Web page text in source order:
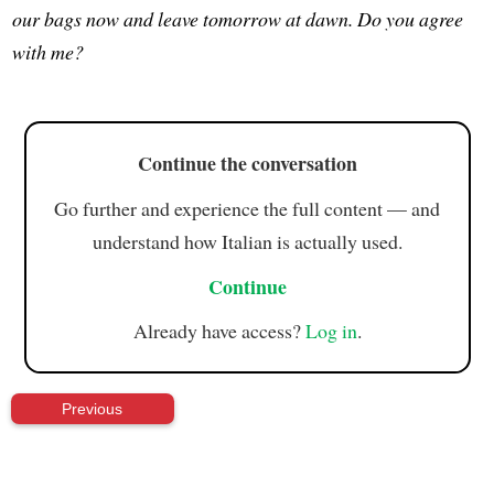
our bags now and leave tomorrow at dawn. Do you agree
with me?
Continue the conversation
Go further and experience the full content — and
understand how Italian is actually used.
Continue
Already have access?Log in.
Previous